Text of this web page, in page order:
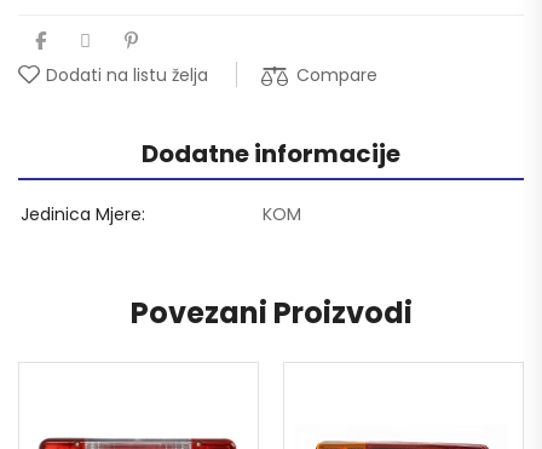
Dodati na listu želja Compare
Dodatne informacije
Jedinica Mjere KOM
Povezani Proizvodi